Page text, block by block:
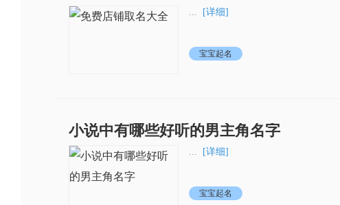
... [详细]
宝宝起名
小说中有哪些好听的男主角名字
... [详细]
宝宝起名